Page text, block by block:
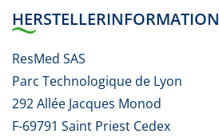
HERSTELLERINFORMATION
ResMed SAS
Parc Technologique de Lyon
292 Allée Jacques Monod
F-69791 Saint Priest Cedex